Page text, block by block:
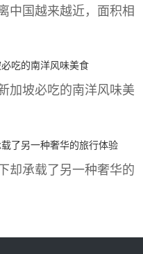
中国越来越近，面积相
加坡必吃的南洋风味美
却承载了另一种奢华的